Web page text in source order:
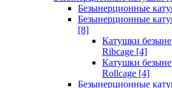
Безынерционные
Безынерционные
[8]
Катушки
Ribcage [4]
Катушки
Rollcage [4]
Безынерционные